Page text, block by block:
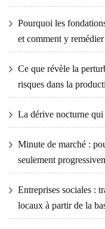
Pourquoi les
et comment y remédier
Ce que révèle la
risques dans la
La dérive nocturne
Minute de marché :
seulement
Entreprises sociales :
locaux à partir de la